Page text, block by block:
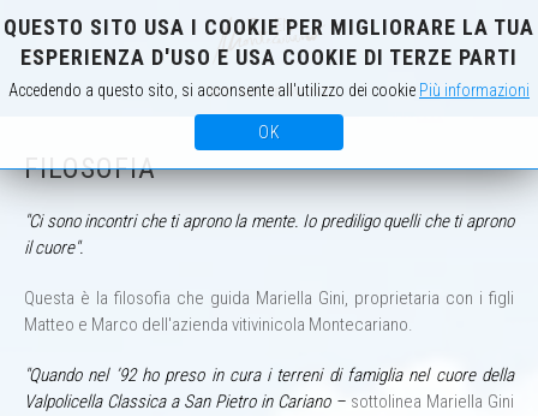
IT EN
FILOSOFIA
"Ci sono incontri che ti aprono la mente. Io prediligo quelli che ti aprono
il cuore".
Questa è la filosofia che guida Mariella Gini, proprietaria con i figli
Matteo e Marco dell'azienda vitivinicola Montecariano.
"Quando nel ’92 ho preso in cura i terreni di famiglia nel cuore della
Valpolicella Classica a San Pietro in Cariano – sottolinea Mariella Gini
QUESTO SITO USA I COOKIE PER MIGLIORARE LA TUA
ESPERIENZA D'USO E USA COOKIE DI TERZE PARTI
Accedendo a questo sito, si acconsente all'utilizzo dei cookie Più informazioni
OK